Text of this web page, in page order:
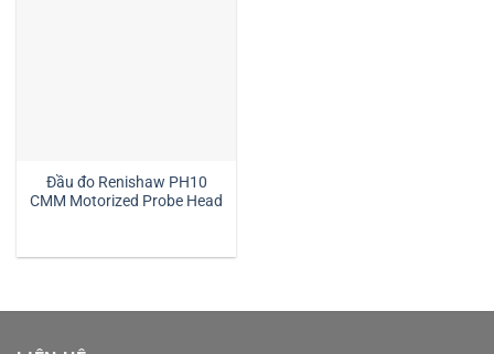
Đầu đo Renishaw PH10
CMM Motorized Probe Head